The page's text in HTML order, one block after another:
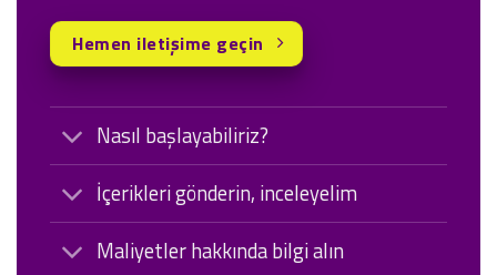
Nasıl başlayabiliriz?
İçerikleri gönderin, inceleyelim
Maliyetler hakkında bilgi alın
Hemen iletişime geçin